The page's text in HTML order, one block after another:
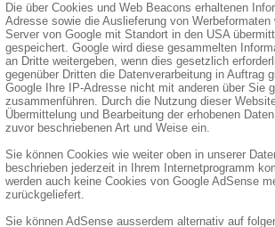
Die über Cookies und Web Beacons erhaltenen
Adresse sowie die Auslieferung von Werbeformaten
Server von Google mit Standort in den USA
gespeichert. Google wird diese gesammelten
an Dritte weitergeben, wenn dies gesetzlich
gegenüber Dritten die Datenverarbeitung in Auftrag
Google Ihre IP-Adresse nicht mit anderen über Sie
zusammenführen. Durch die Nutzung dieser
Übermittelung und Bearbeitung der erhobenen
zuvor beschriebenen Art und Weise ein.
Sie können Cookies wie weiter oben in unserer
beschrieben jederzeit in Ihrem Internetprogramm
werden auch keine Cookies von Google AdSense
zurückgeliefert.
Sie können AdSense ausserdem alternativ auf